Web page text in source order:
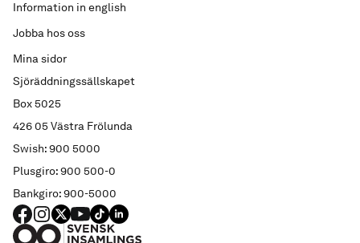
Sjöräddningssällskapet
Box 5025
426 05 Västra Frölunda
Swish: 900 5000
Plusgiro: 900 500-0
Bankgiro: 900-5000
Information in english
Jobba hos oss
Mina sidor
FACEBOOK
Instagram
X YouTube
TIKTOKLINKED IN